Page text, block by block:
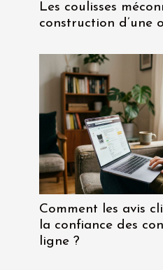
Les coulisses
construction d’une
Comment les avis
la confiance des
ligne ?